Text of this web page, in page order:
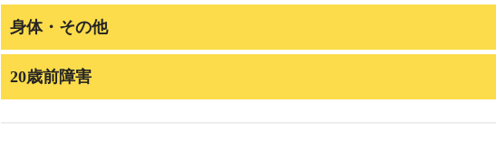
身体・その他
20歳前障害